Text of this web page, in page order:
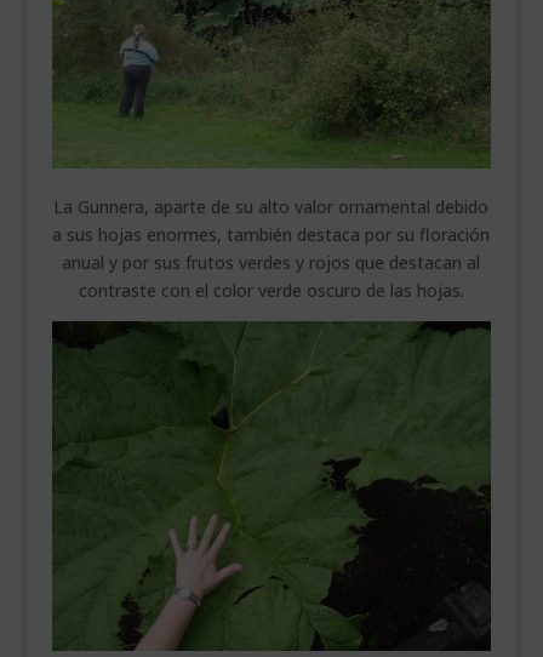
La Gunnera, aparte de su alto valor ornamental debido
a sus hojas enormes, también destaca por su floración
anual y por sus frutos verdes y rojos que destacan al
contraste con el color verde oscuro de las hojas.